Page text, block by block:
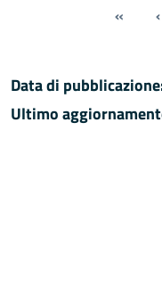
« ‹
Data di
Ultimo